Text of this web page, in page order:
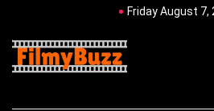
Friday August 7,